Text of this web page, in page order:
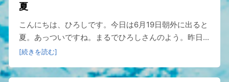
夏
こんにちは、ひろしです。今日は6月19日朝外に出ると
夏。あっついですね。まるでひろしさんのよう。昨日...
[続きを読む]